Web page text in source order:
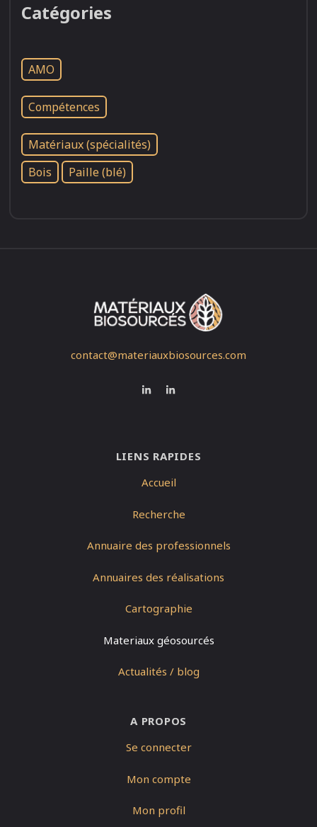
Catégories
AMO
Compétences
Matériaux (spécialités)
Bois
Paille (blé)
contact@materiauxbiosources.com
LIENS RAPIDES
Accueil
Recherche
Annuaire des professionnels
Annuaires des réalisations
Cartographie
Materiaux géosourcés
Actualités / blog
A PROPOS
Se connecter
Mon compte
Mon profil